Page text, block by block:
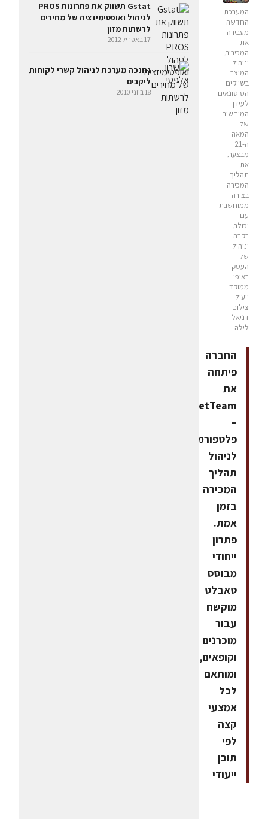
המערכת
החדשה
מעבירה
את
המכירות
וניהול
המוצר
בשווקים
הסיטונאים
לעידן
המיחשוב
של
המאה
ה-21.
מבצעת
את
תהליך
המכירה
בצורה
ממוחשבת
עם
יכולת
בקרה
וניהול
של
העסק
באופן
ממוקד
ויעיל.
צילום
דניאל
לילה
החברה
פיתחה
את
MarketTeam
–
פלטפורמה
לניהול
תהליך
המכירה
בזמן
אמת.
פתרון
ייחודי
מבוסס
טאבלט
מוקשח
עבור
מוכרנים
וקופאים,
ומותאם
לכל
אמצעי
קצה
לפי
תוכן
ייעודי
Gstat תשווק את פתרונות PROS
לניהול ואופטימיזציה של מחירים
לרשתות מזון
17 באפריל 2012
נחנכה מערכת לניהול קשרי לקוחות
ליקבים
18 ביוני 2010